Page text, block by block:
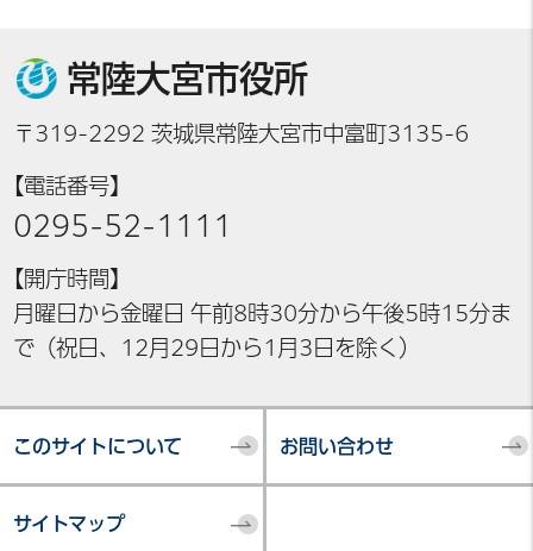
常陸大宮市役所
〒319-2292 茨城県常陸大宮市中富町3135-6
【電話番号】
0295-52-1111
【開庁時間】
月曜日から金曜日 午前8時30分から午後5時15分ま
で（祝日、12月29日から1月3日を除く）
このサイトについて お問い合わせ
サイトマップ